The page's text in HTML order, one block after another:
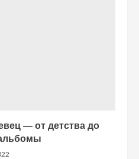
— от детства до